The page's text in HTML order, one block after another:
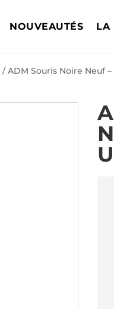
NOUVEAUTÉS LA
/ ADM Souris Noire Neuf